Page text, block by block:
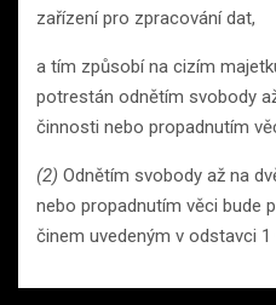
zařízení pro zpracování dat,
a tím způsobí na cizím
potrestán odnětím svobody
činnosti nebo propadnutím
(2) Odnětím svobody až na
nebo propadnutím věci bude
činem uvedeným v odstavci